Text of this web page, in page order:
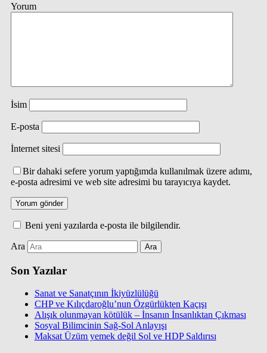
Yorum
İsim
E-posta
İnternet sitesi
Bir dahaki sefere yorum yaptığımda kullanılmak üzere adımı,
e-posta adresimi ve web site adresimi bu tarayıcıya kaydet.
Beni yeni yazılarda e-posta ile bilgilendir.
Ara
Son Yazılar
Sanat ve Sanatçının İkiyüzlülüğü
CHP ve Kılıçdaroğlu’nun Özgürlükten Kaçışı
Alışık olunmayan kötülük – İnsanın İnsanlıktan Çıkması
Sosyal Bilimcinin Sağ-Sol Anlayışı
Maksat Üzüm yemek değil Sol ve HDP Saldırısı